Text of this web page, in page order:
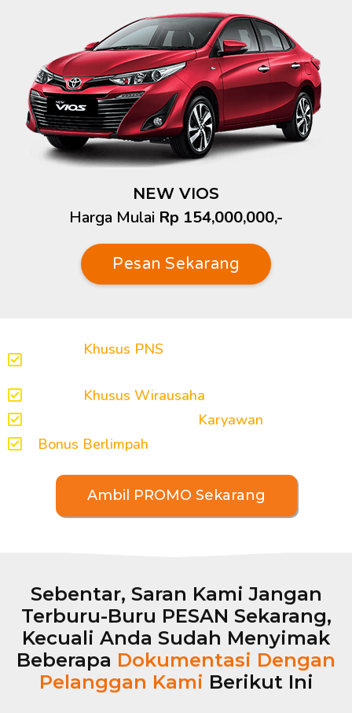
NEW VIOS
Harga Mulai Rp 154,000,000,-
Pesan Sekarang
Khusus PNS
Khusus Wirausaha
Karyawan
Bonus Berlimpah
Ambil PROMO Sekarang
Sebentar, Saran Kami Jangan
Terburu-Buru PESAN Sekarang,
Kecuali Anda Sudah Menyimak
Beberapa Dokumentasi Dengan
Pelanggan Kami Berikut Ini